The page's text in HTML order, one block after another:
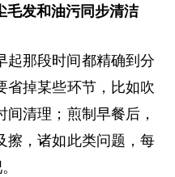
毛发和油污同步清洁
起那段时间都精确到分
省掉某些环节，比如吹
清理；煎制早餐后，
擦，诸如此类问题，每